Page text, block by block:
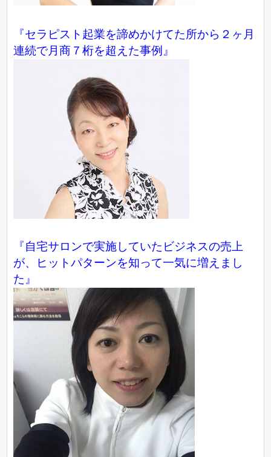
『セラピスト起業を諦めかけてた所から２ヶ月
連続で月商７桁を超えた事例』
『自宅サロンで実施していたビジネスの売上
が、ヒットパターンを知って一気に増えまし
た』